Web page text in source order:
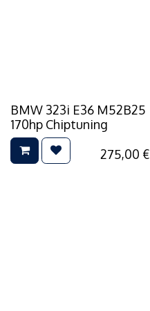
BMW 323i E36 M52B25
170hp Chiptuning
275,00 €